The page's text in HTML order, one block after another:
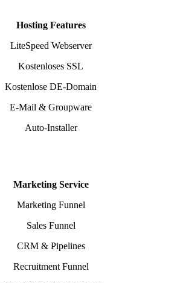
Hosting Features
LiteSpeed Webserver
Kostenloses SSL
Kostenlose DE-Domain
E-Mail & Groupware
Auto-Installer
Marketing Service
Marketing Funnel
Sales Funnel
CRM & Pipelines
Recruitment Funnel